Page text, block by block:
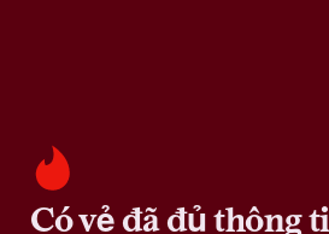
Có vẻ đã đủ thông